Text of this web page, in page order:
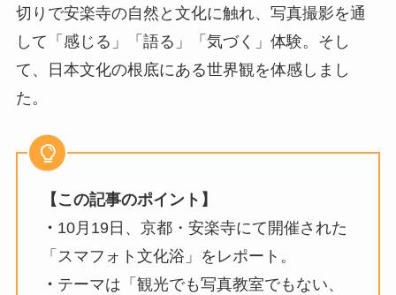
切りで安楽寺の自然と文化に触れ、写真撮影を通
して「感じる」「語る」「気づく」体験。そし
て、日本文化の根底にある世界観を体感しまし
た。
【この記事のポイント】
・ 10月19日、京都・安楽寺にて開催された
「スマフォト文化浴」をレポート。
・ テーマは「観光でも写真教室でもない、